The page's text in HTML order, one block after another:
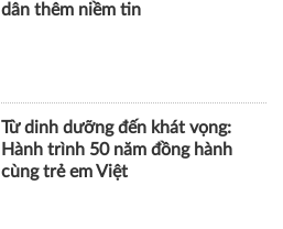
dân thêm niềm tin
Từ dinh dưỡng đến khát vọng:
Hành trình 50 năm đồng hành
cùng trẻ em Việt